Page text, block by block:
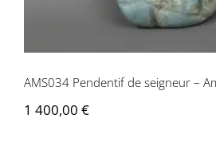
AMS034 Pendentif de seigneur –
1 400,00 €